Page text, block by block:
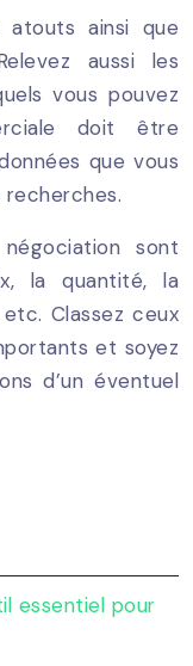
ainsi que
aussi les
vous pouvez
doit être
que vous
sont
la quantité, la
Classez ceux
et soyez
d’un éventuel
essentiel pour